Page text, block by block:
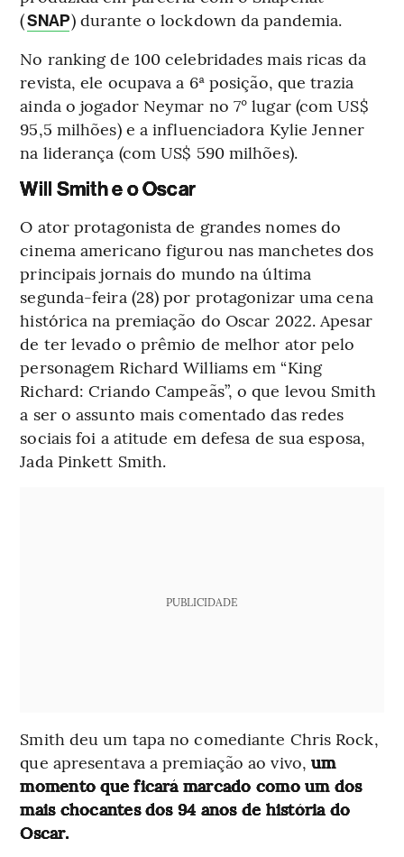
(SNAP) durante o lockdown da pandemia.
No ranking de 100 celebridades mais ricas da
revista, ele ocupava a 6ª posição, que trazia
ainda o jogador Neymar no 7° lugar (com US$
95,5 milhões) e a influenciadora Kylie Jenner
na liderança (com US$ 590 milhões).
Will Smith e o Oscar
O ator protagonista de grandes nomes do
cinema americano figurou nas manchetes dos
principais jornais do mundo na última
segunda-feira (28) por protagonizar uma cena
histórica na premiação do Oscar 2022. Apesar
de ter levado o prêmio de melhor ator pelo
personagem Richard Williams em “King
Richard: Criando Campeãs”, o que levou Smith
a ser o assunto mais comentado das redes
sociais foi a atitude em defesa de sua esposa,
Jada Pinkett Smith.
PUBLICIDADE
Smith deu um tapa no comediante Chris Rock,
que apresentava a premiação ao vivo,um
momento que ficará marcado como um dos
mais chocantes dos 94 anos de história do
Oscar.